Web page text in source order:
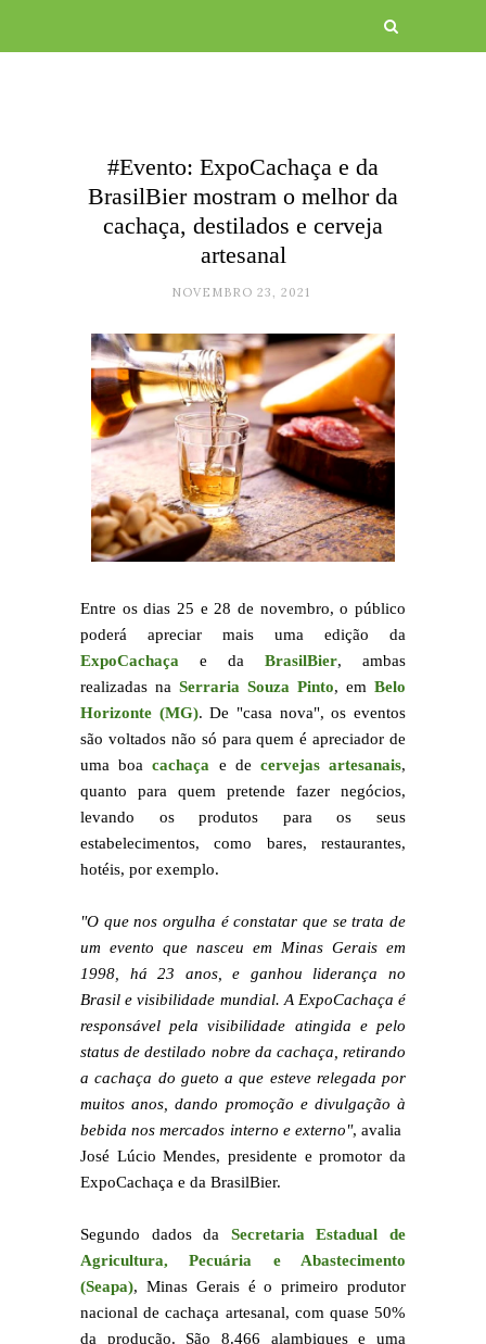
#Evento: ExpoCachaça e da
BrasilBier mostram o melhor da
cachaça, destilados e cerveja
artesanal
NOVEMBRO 23, 2021
Entre os dias 25 e 28 de novembro, o público
poderá apreciar mais uma edição da
ExpoCachaça e da BrasilBier, ambas
realizadas na Serraria Souza Pinto, em Belo
Horizonte (MG). De "casa nova", os eventos
são voltados não só para quem é apreciador de
uma boacachaça e de cervejas artesanais,
quanto para quem pretende fazer negócios,
levando os produtos para os seus
estabelecimentos, como bares, restaurantes,
hotéis, por exemplo.
"O que nos orgulha é constatar que se trata de
um evento que nasceu em Minas Gerais em
1998, há 23 anos, e ganhou liderança no
Brasil e visibilidade mundial. A ExpoCachaça é
responsável pela visibilidade atingida e pelo
status de destilado nobre da cachaça, retirando
a cachaça do gueto a que esteve relegada por
muitos anos, dando promoção e divulgação à
bebida nos mercados interno e externo", avalia
José Lúcio Mendes, presidente e promotor da
ExpoCachaça e da BrasilBier.
Segundo dados da Secretaria Estadual de
Agricultura, Pecuária e Abastecimento
(Seapa), Minas Gerais é o primeiro produtor
nacional de cachaça artesanal, com quase 50%
da produção. São 8.466 alambiques e uma